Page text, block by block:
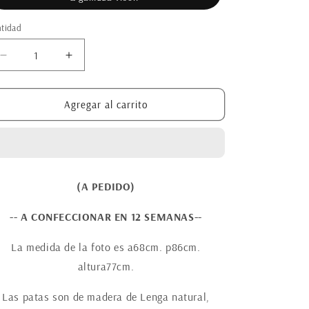
Reducir
cantidad
para
chico
Aumentar
cantidad
para
Sofá
chico
Agregar al carrito
(A PEDIDO)
-- A CONFECCIONAR EN 12 SEMANAS--
La medida de la foto es a68cm. p86cm.
altura77cm.
Las patas son de madera de Lenga natural,